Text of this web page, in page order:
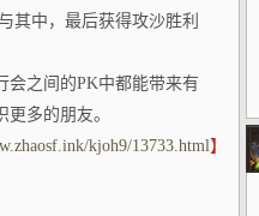
其中，最后获得攻沙胜利
会之间的PK中都能带来有
多的朋友。
kjoh9/13733.html】